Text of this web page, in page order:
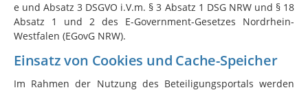
e und Absatz 3 DSGVO i.V.m. § 3 Absatz 1 DSG NRW und § 18
Absatz 1 und 2 des E-Government-Gesetzes Nordrhein-
Westfalen (EGovG NRW).
Einsatz von Cookies und Cache-Speicher
Im Rahmen der Nutzung des Beteiligungsportals werden